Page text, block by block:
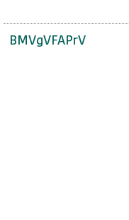
BMVgVFAPrV